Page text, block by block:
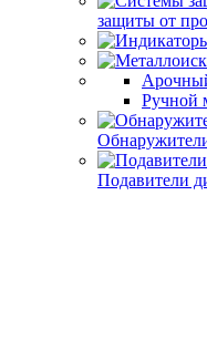
защиты от
Ручной
Подавители